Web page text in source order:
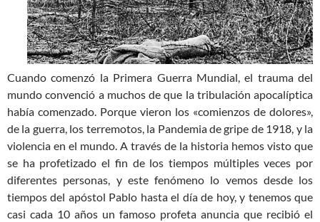
Cuando comenzó la Primera Guerra Mundial, el trauma del
mundo convenció a muchos de que la tribulación apocalíptica
había comenzado. Porque vieron los «comienzos de dolores»,
de la guerra, los terremotos, la Pandemia de gripe de 1918, y la
violencia en el mundo. A través de la historia hemos visto que
se ha profetizado el fin de los tiempos múltiples veces por
diferentes personas, y este fenómeno lo vemos desde los
tiempos del apóstol Pablo hasta el día de hoy, y tenemos que
casi cada 10 años un famoso profeta anuncia que recibió el